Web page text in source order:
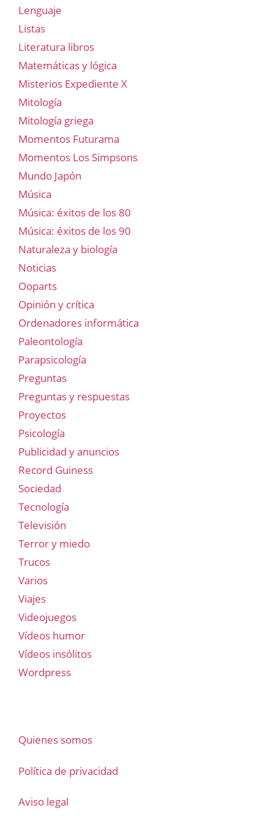
Lenguaje
Listas
Literatura libros
Matemáticas y lógica
Misterios Expediente X
Mitología
Mitología griega
Momentos Futurama
Momentos Los Simpsons
Mundo Japón
Música
Música: éxitos de los 80
Música: éxitos de los 90
Naturaleza y biología
Noticias
Ooparts
Opinión y crítica
Ordenadores informática
Paleontología
Parapsicología
Preguntas
Preguntas y respuestas
Proyectos
Psicología
Publicidad y anuncios
Record Guiness
Sociedad
Tecnología
Televisión
Terror y miedo
Trucos
Varios
Viajes
Videojuegos
Vídeos humor
Vídeos insólitos
Wordpress
Quienes somos
Política de privacidad
Aviso legal